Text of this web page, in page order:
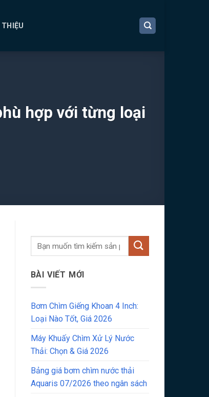
THIỆU
hợp với từng loại
BÀI VIẾT MỚI
Bơm Chìm Giếng Khoan 4 Inch:
Loại Nào Tốt, Giá 2026
Máy Khuấy Chìm Xử Lý Nước
Thải: Chọn & Giá 2026
Bảng giá bơm chìm nước thải
Aquaris 07/2026 theo ngân sách